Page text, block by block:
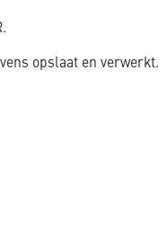
opslaat en verwerkt.